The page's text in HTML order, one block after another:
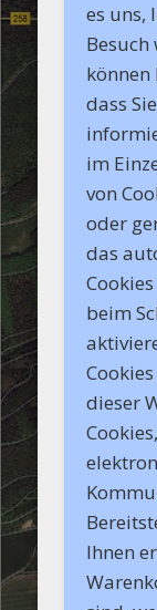
es uns,
Besuch
können
dass
im
von
oder
das
Cookies
beim
dieser
Ihnen